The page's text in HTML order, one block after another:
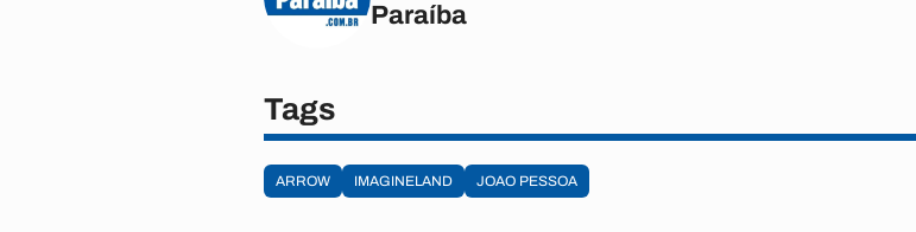
Paraíba
Tags
ARROW IMAGINELAND JOAO PESSOA